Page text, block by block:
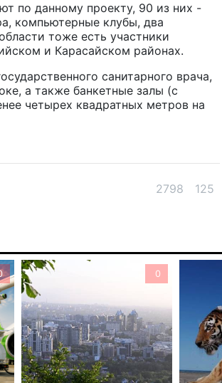
по данному проекту, 90 из них -
компьютерные клубы, два
тоже есть участники
и Карасайском районах.
санитарного врача,
а также банкетные залы (с
четырех квадратных метров на
2798 125
0